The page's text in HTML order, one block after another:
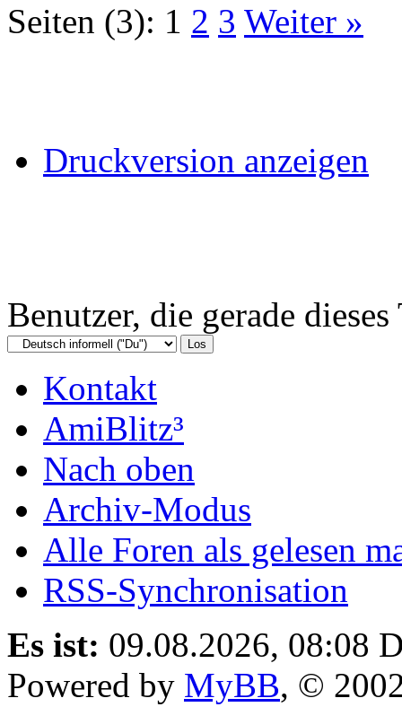
Seiten (3): 1 2 3 Weiter »
Druckversion anzeigen
Benutzer, die gerade
Kontakt
AmiBlitz³
Nach oben
Archiv-Modus
Alle Foren als gelesen
RSS-Synchronisation
Es ist: 09.08.2026, 08:08
Powered by MyBB, ©